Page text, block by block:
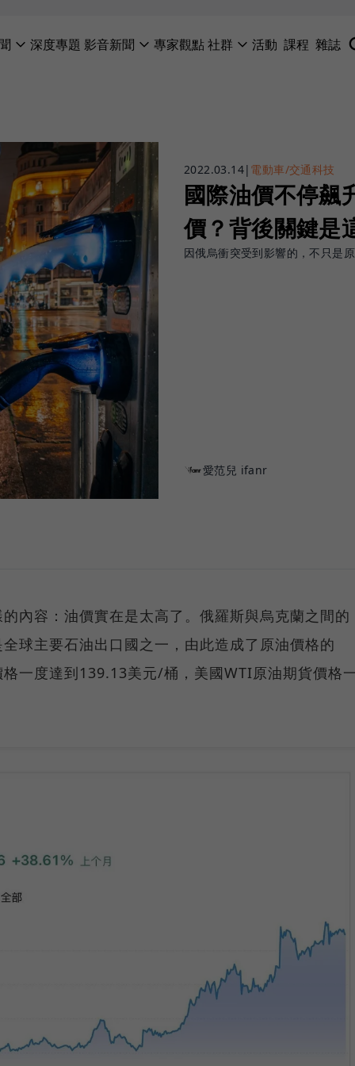
深度專題 影音新聞 專家觀點社群 活動 課程 雜誌
2022.03.14| 電動車/交通科技
國際油價不停飆
價？背後關鍵是
因俄烏衝突受到影響的，不只是
愛范兒 ifanr
內容：油價實在是太高了。俄羅斯與烏克蘭之間的
球主要石油出口國之一，由此造成了原油價格的
一度達到139.13美元/桶，美國WTI原油期貨價格